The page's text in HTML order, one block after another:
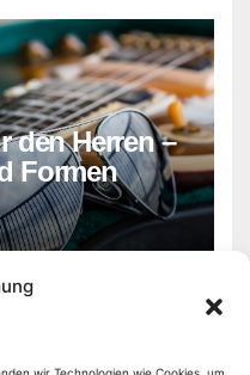
den Herren –
Formen